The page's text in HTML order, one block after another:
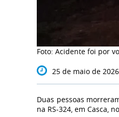
Foto: Acidente foi por
25 de maio de 2026
Duas pessoas
na RS-324, em Casca,